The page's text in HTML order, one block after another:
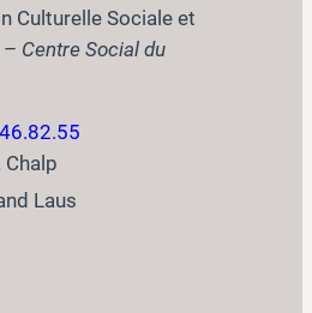
Culturelle Sociale et
– Centre Social du
Chalp
Laus